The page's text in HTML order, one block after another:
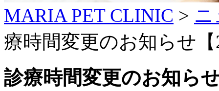
MARIA PET CLINIC > ニ
療時間変更のお知らせ
診療時間変更のお知ら